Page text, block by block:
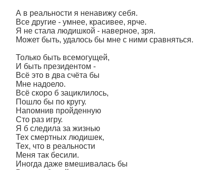
А в реальности я ненавижу себя.
Все другие - умнее, красивее, ярче.
Я не стала людишкой - наверное, зря.
Может быть, удалось бы мне с ними сравняться.
Только быть всемогущей,
И быть президентом -
Всë это в два счëта бы
Мне надоело.
Всë скоро б зациклилось,
Пошло бы по кругу.
Напомнив пройденную
Сто раз игру.
Я б следила за жизнью
Тех смертных людишек,
Тех, что в реальности
Меня так бесили.
Иногда даже вмешивалась бы